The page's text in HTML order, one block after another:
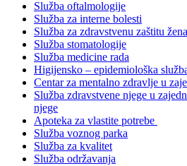
Služba oftalmologije
Služba za interne bolesti
Služba za zdravstvenu zaštitu žena
Služba stomatologije
Služba medicine rada
Higijensko – epidemiološka
Centar za mentalno zdravlje u
Služba zdravstvene njege u
njege
Apoteka za vlastite potrebe
Služba voznog parka
Služba za kvalitet
Služba održavanja